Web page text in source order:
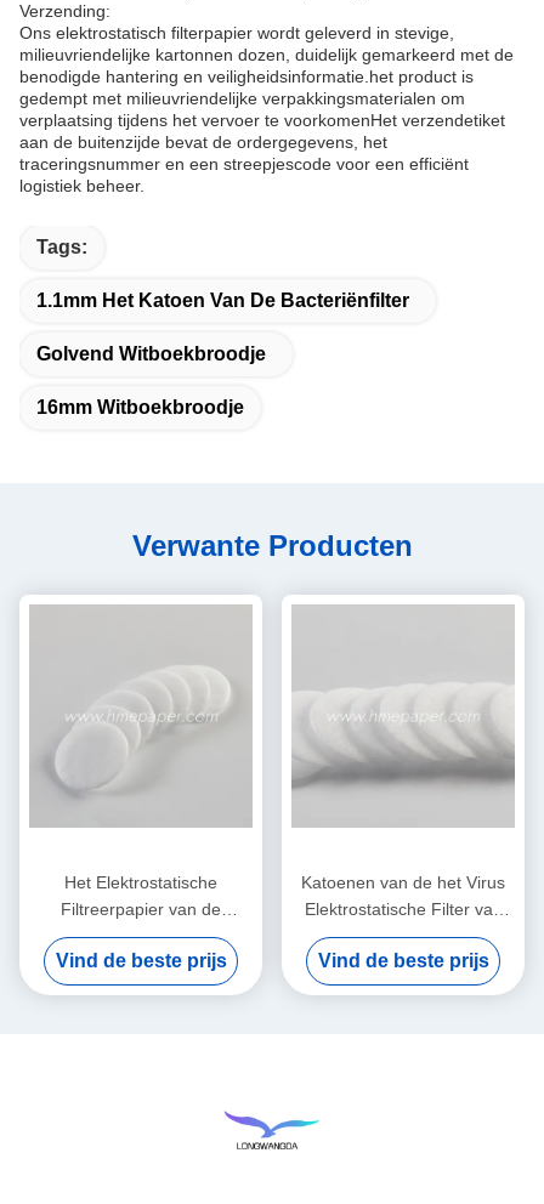
Verzending:
Ons elektrostatisch filterpapier wordt geleverd in stevige,
milieuvriendelijke kartonnen dozen, duidelijk gemarkeerd met de
benodigde hantering en veiligheidsinformatie.het product is
gedempt met milieuvriendelijke verpakkingsmaterialen om
verplaatsing tijdens het vervoer te voorkomenHet verzendetiket
aan de buitenzijde bevat de ordergegevens, het
traceringsnummer en een streepjescode voor een efficiënt
logistiek beheer.
Tags:
1.1mm Het Katoen Van De Bacteriënfilter
Golvend Witboekbroodje
16mm Witboekbroodje
Verwante Producten
Het Elektrostatische
Filtreerpapier van de
luchtfilter pp voor
HME/HMEF
Vind de beste prijs
Katoenen van de het Virus
Elektrostatische Filter van
HME HMEF Bacteriële
Ronde
Vind de beste prijs